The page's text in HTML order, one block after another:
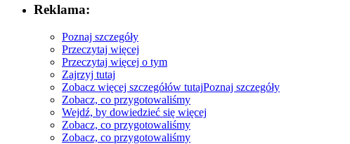
Reklama:
Poznaj szczegóły
Przeczytaj więcej
Przeczytaj więcej o tym
Zajrzyj tutaj
Zobacz więcej szczegółów tutajPoznaj szczegóły
Zobacz, co przygotowaliśmy
Wejdź, by dowiedzieć się więcej
Zobacz, co przygotowaliśmy
Zobacz, co przygotowaliśmy